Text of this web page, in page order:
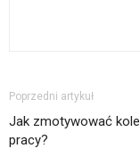
Poprzedni artykuł
Jak zmotywować
pracy?